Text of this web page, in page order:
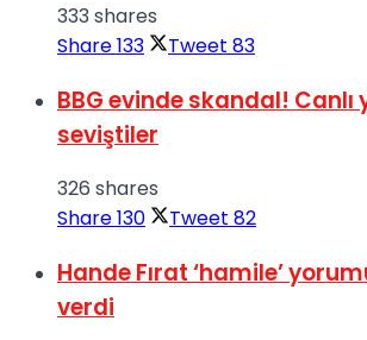
333 shares
Share133 Tweet 83
BBG evinde skandal! Canlı
seviştiler
326 shares
Share130 Tweet 82
Hande Fırat ‘hamile’
verdi